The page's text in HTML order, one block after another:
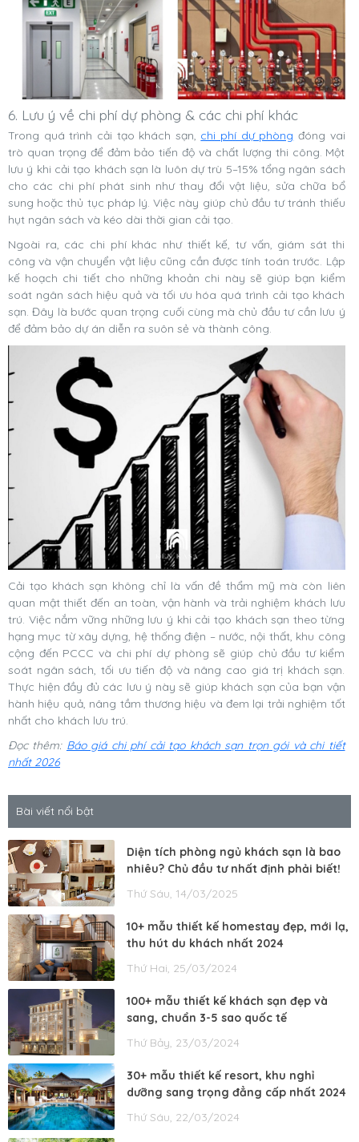
6. Lưu ý về chi phí dự phòng & các chi phí khác
Trong quá trình cải tạo khách sạn, chi phí dự phòng đóng vai
trò quan trọng để đảm bảo tiến độ và chất lượng thi công. Một
lưu ý khi cải tạo khách sạn là luôn dự trù 5–15% tổng ngân sách
cho các chi phí phát sinh như thay đổi vật liệu, sửa chữa bổ
sung hoặc thủ tục pháp lý. Việc này giúp chủ đầu tư tránh thiếu
hụt ngân sách và kéo dài thời gian cải tạo.
Ngoài ra, các chi phí khác như thiết kế, tư vấn, giám sát thi
công và vận chuyển vật liệu cũng cần được tính toán trước. Lập
kế hoạch chi tiết cho những khoản chi này sẽ giúp bạn kiểm
soát ngân sách hiệu quả và tối ưu hóa quá trình cải tạo khách
sạn. Đây là bước quan trọng cuối cùng mà chủ đầu tư cần lưu ý
để đảm bảo dự án diễn ra suôn sẻ và thành công.
Cải tạo khách sạn không chỉ là vấn đề thẩm mỹ mà còn liên
quan mật thiết đến an toàn, vận hành và trải nghiệm khách lưu
trú. Việc nắm vững những lưu ý khi cải tạo khách sạn theo từng
hạng mục từ xây dựng, hệ thống điện – nước, nội thất, khu công
cộng đến PCCC và chi phí dự phòng sẽ giúp chủ đầu tư kiểm
soát ngân sách, tối ưu tiến độ và nâng cao giá trị khách sạn.
Thực hiện đầy đủ các lưu ý này sẽ giúp khách sạn của bạn vận
hành hiệu quả, nâng tầm thương hiệu và đem lại trải nghiệm tốt
nhất cho khách lưu trú.
Đọc thêm: Báo giá chi phí cải tạo khách sạn trọn gói và chi tiết
nhất 2026
Bài viết nổi bật
Diện tích phòng ngủ khách sạn là bao
nhiêu? Chủ đầu tư nhất định phải biết!
Thứ Sáu, 14/03/2025
10+ mẫu thiết kế homestay đẹp, mới lạ,
thu hút du khách nhất 2024
Thứ Hai, 25/03/2024
100+ mẫu thiết kế khách sạn đẹp và
sang, chuẩn 3-5 sao quốc tế
Thứ Bảy, 23/03/2024
30+ mẫu thiết kế resort, khu nghỉ
dưỡng sang trọng đẳng cấp nhất 2024
Thứ Sáu, 22/03/2024